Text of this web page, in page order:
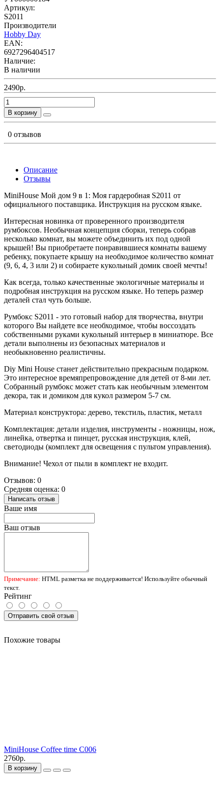
Артикул:
S2011
Производители
Hobby Day
EAN:
6927296404517
Наличие:
В наличии
2490р.
В корзину
0 отзывов
Описание
Отзывы
MiniHouse Мой дом 9 в 1: Моя гардеробная S2011 от
официального поставщика. Инструкция на русском языке.
Интересная новинка от проверенного производителя
румбоксов. Необычная концепция сборки, теперь собрав
несколько комнат, вы можете объединить их под одной
крышей! Вы приобретаете понравившиеся комнаты вашему
ребенку, покупаете крышу на необходимое количество комнат
(9, 6, 4, 3 или 2) и собираете кукольный домик своей мечты!
Как всегда, только качественные экологичные материалы и
подробная инструкция на русском языке. Но теперь размер
деталей стал чуть больше.
Румбокс S2011 - это готовый набор для творчества, внутри
которого Вы найдете все необходимое, чтобы воссоздать
собственными руками кукольный интерьер в миниатюре. Все
детали выполнены из безопасных материалов и
необыкновенно реалистичны.
Diy Mini House станет действительно прекрасным подарком.
Это интересное времяпрепровождение для детей от 8-ми лет.
Собранный румбокс может стать как необычным элементом
декора, так и домиком для кукол размером 5-7 см.
Материал конструктора: дерево, текстиль, пластик, металл
Комплектация: детали изделия, инструменты - ножницы, нож,
линейка, отвертка и пинцет, русская инструкция, клей,
светодиоды (комплект для освещения с пультом управления).
Внимание! Чехол от пыли в комплект не входит.
Отзывов: 0
Средняя оценка: 0
Написать отзыв
Ваше имя
Ваш отзыв
Примечание: HTML разметка не поддерживается! Используйте обычный
текст.
Рейтинг
Отправить свой отзыв
Похожие товары
MiniHouse Coffee time C006
2760р.
В корзину